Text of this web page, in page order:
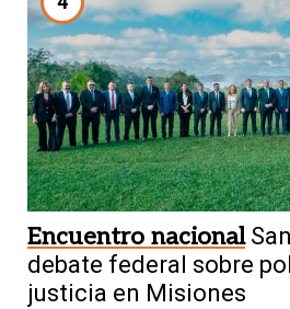
Encuentro nacional
debate federal sobre
justicia en Misiones